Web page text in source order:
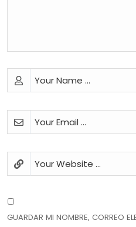
GUARDAR MI NOMBRE, CORREO